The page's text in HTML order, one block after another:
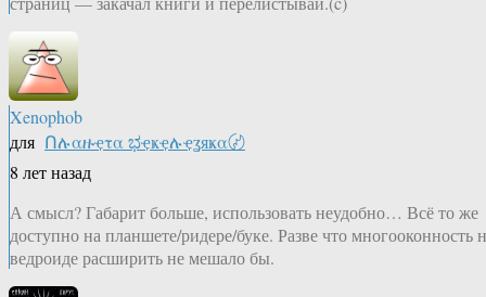
Xenophob
для Ոሉαዙҿτα ಭҿҝҿሉҿʓяҝα〄
8 лет назад
А смысл? Габарит больше, использовать неудобно… Всё то же
доступно на планшете/ридере/буке. Разве что многооконность
ведроиде расширить не мешало бы.